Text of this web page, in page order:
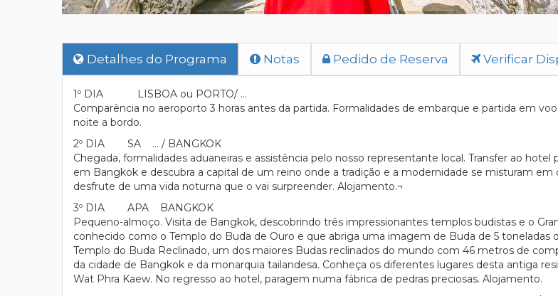
Detalhes do Programa Notas Pedido de Reserva Verificar
1º DIA LISBOA ou PORTO/ …
Comparência no aeroporto 3 horas antes da partida. Formalidades de embarque e partida em
noite a bordo.
2º DIA SA … / BANGKOK
Chegada, formalidades aduaneiras e assistência pelo nosso representante local. Transfer ao
em Bangkok e descubra a capital de um reino onde a tradição e a modernidade se misturam
desfrute de uma vida noturna que o vai surpreender. Alojamento.¬
3º DIA APA BANGKOK
Pequeno-almoço. Visita de Bangkok, descobrindo três impressionantes templos budistas e o
conhecido como o Templo do Buda de Ouro e que abriga uma imagem de Buda de 5 toneladas
Templo do Buda Reclinado, um dos maiores Budas reclinados do mundo com 46 metros de
da cidade de Bangkok e da monarquia tailandesa. Conheça os diferentes lugares desta antiga
Wat Phra Kaew. No regresso ao hotel, paragem numa fábrica de pedras preciosas. Alojamento.